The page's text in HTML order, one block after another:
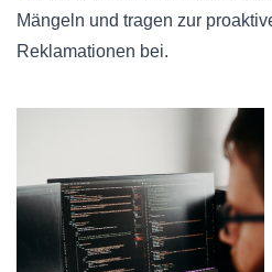
Mängeln und tragen zur
Reklamationen bei.